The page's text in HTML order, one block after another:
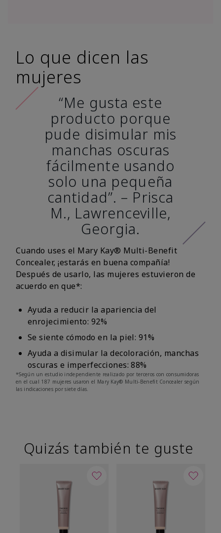
Lo que dicen las
mujeres
“Me gusta este
producto porque
pude disimular mis
manchas oscuras
fácilmente usando
solo una pequeña
cantidad”. – Prisca
M., Lawrenceville,
Georgia.
Cuando uses el Mary Kay® Multi-Benefit
Concealer, ¡estarás en buena compañía!
Después de usarlo, las mujeres estuvieron de
acuerdo en que*:
Ayuda a reducir la apariencia del
enrojecimiento: 92%
Se siente cómodo en la piel: 91%
Ayuda a disimular la decoloración, manchas
oscuras e imperfecciones: 88%
*Según un estudio independiente realizado por terceros con consumidoras
en el cual 187 mujeres usaron el Mary Kay® Multi-Benefit Concealer según
las indicaciones por siete días.
Quizás también te guste